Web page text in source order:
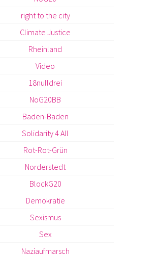
right to the city
Climate Justice
Rheinland
Video
18nulldrei
NoG20BB
Baden-Baden
Solidarity 4 All
Rot-Rot-Grün
Norderstedt
BlockG20
Demokratie
Sexismus
Sex
Naziaufmarsch